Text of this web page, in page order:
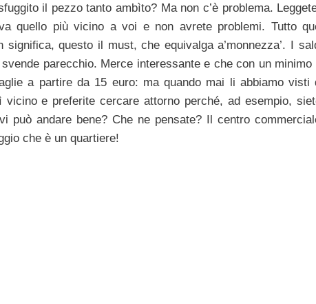
il pezzo tanto ambìto? Ma non c’è problema.
quello più vicino a voi e non avrete problemi. Tutto
questo il must, che equivalga a’monnezza’. I
parecchio. Merce interessante e che con un
a partire da 15 euro: ma quando mai li abbiamo visti
e preferite cercare attorno perché, ad esempio,
può andare bene? Che ne pensate? Il centro
che è un quartiere!